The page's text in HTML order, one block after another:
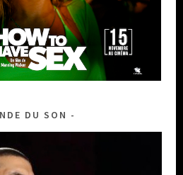
DU SON